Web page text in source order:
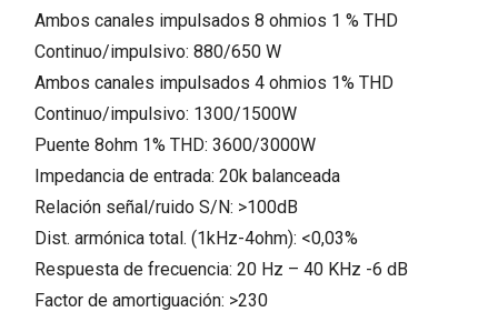
Ambos canales impulsados ​​8 ohmios 1 % THD
Continuo/impulsivo: 880/650 W
Ambos canales impulsados ​​4 ohmios 1% THD
Continuo/impulsivo: 1300/1500W
Puente 8ohm 1% THD: 3600/3000W
Impedancia de entrada: 20k balanceada
Relación señal/ruido S/N: >100dB
Dist. armónica total. (1kHz-4ohm): <0,03%
Respuesta de frecuencia: 20 Hz – 40 KHz -6 dB
Factor de amortiguación: >230